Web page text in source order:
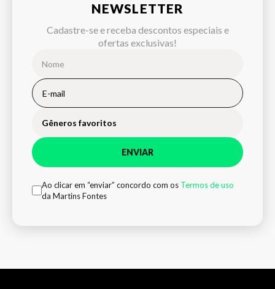
NEWSLETTER
Cadastre-se e receba descontos especiais e
ofertas exclusivas!
Gêneros favoritos
ENVIAR
Ao clicar em “enviar” concordo com os Termos de uso
da Martins Fontes